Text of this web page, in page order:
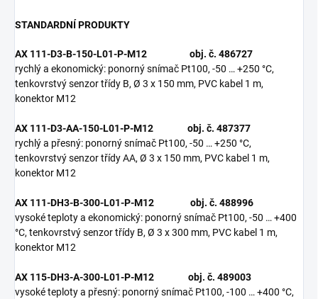
STANDARDNÍ PRODUKTY
AX 111-D3-B-150-L01-P-M12 obj. č. 486727
rychlý a ekonomický: ponorný snímač Pt100, -50 … +250 °C,
tenkovrstvý senzor třídy B, Ø 3 x 150 mm, PVC kabel 1 m,
konektor M12
AX 111-D3-AA-150-L01-P-M12 obj. č. 487377
rychlý a přesný: ponorný snímač Pt100, -50 … +250 °C,
tenkovrstvý senzor třídy AA, Ø 3 x 150 mm, PVC kabel 1 m,
konektor M12
AX 111-DH3-B-300-L01-P-M12 obj. č. 488996
vysoké teploty a ekonomický: ponorný snímač Pt100, -50 … +400
°C, tenkovrstvý senzor třídy B, Ø 3 x 300 mm, PVC kabel 1 m,
konektor M12
AX 115-DH3-A-300-L01-P-M12 obj. č. 489003
vysoké teploty a přesný: ponorný snímač Pt100, -100 … +400 °C,